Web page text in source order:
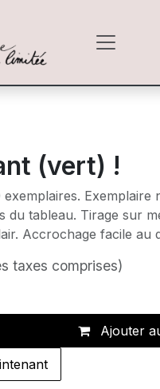
(vert) !
exemplaires. Exemplaire
du tableau. Tirage sur
Accrochage facile au
taxes comprises)
Ajouter